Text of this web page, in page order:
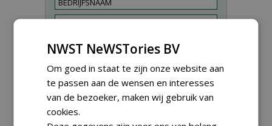
NWST NeWSTories BV
Om goed in staat te zijn onze website aan
te passen aan de wensen en interesses
van de bezoeker, maken wij gebruik van
cookies.